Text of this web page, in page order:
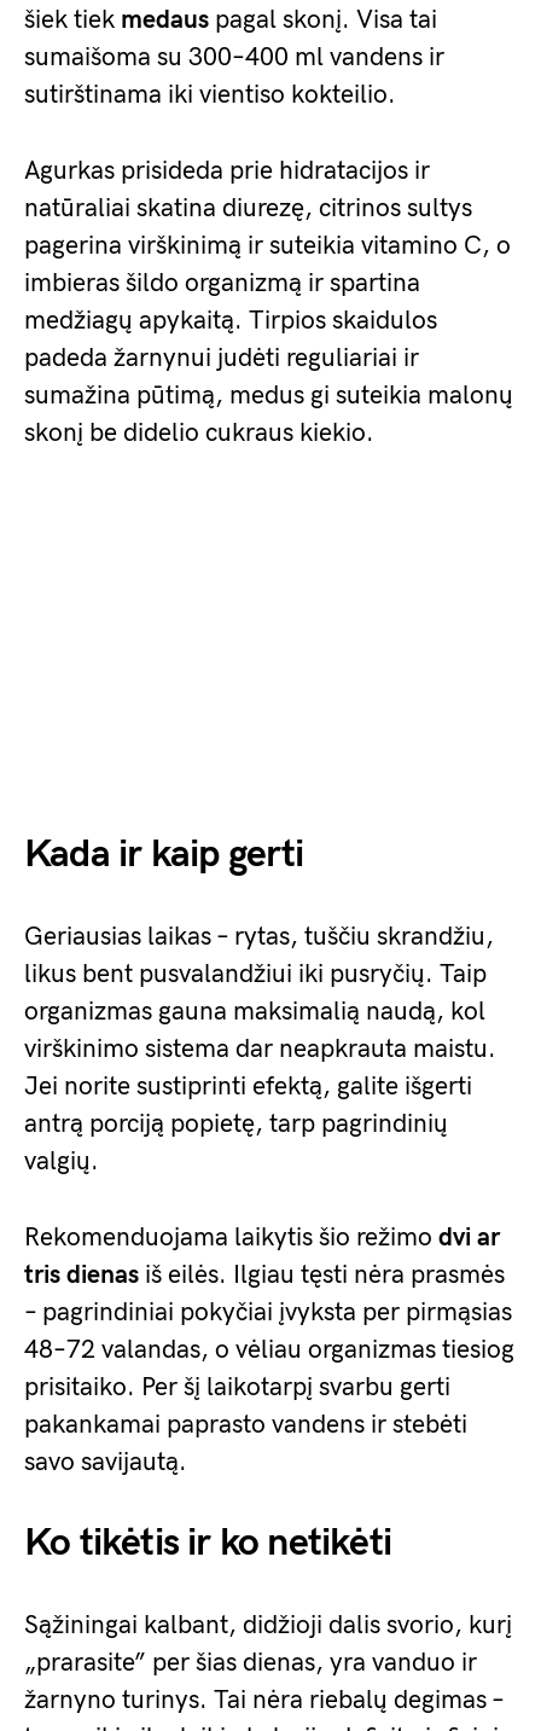
šiek tiek medaus pagal skonį. Visa tai
sumaišoma su 300–400 ml vandens ir
sutirštinama iki vientiso kokteilio.
Agurkas prisideda prie hidratacijos ir
natūraliai skatina diurezę, citrinos sultys
pagerina virškinimą ir suteikia vitamino C, o
imbieras šildo organizmą ir spartina
medžiagų apykaitą. Tirpios skaidulos
padeda žarnynui judėti reguliariai ir
sumažina pūtimą, medus gi suteikia malonų
skonį be didelio cukraus kiekio.
Kada ir kaip gerti
Geriausias laikas – rytas, tuščiu skrandžiu,
likus bent pusvalandžiui iki pusryčių. Taip
organizmas gauna maksimalią naudą, kol
virškinimo sistema dar neapkrauta maistu.
Jei norite sustiprinti efektą, galite išgerti
antrą porciją popietę, tarp pagrindinių
valgių.
Rekomenduojama laikytis šio režimo dvi ar
tris dienas iš eilės. Ilgiau tęsti nėra prasmės
– pagrindiniai pokyčiai įvyksta per pirmąsias
48–72 valandas, o vėliau organizmas tiesiog
prisitaiko. Per šį laikotarpį svarbu gerti
pakankamai paprasto vandens ir stebėti
savo savijautą.
Ko tikėtis ir ko netikėti
Sąžiningai kalbant, didžioji dalis svorio, kurį
„prarasite” per šias dienas, yra vanduo ir
žarnyno turinys. Tai nėra riebalų degimas –